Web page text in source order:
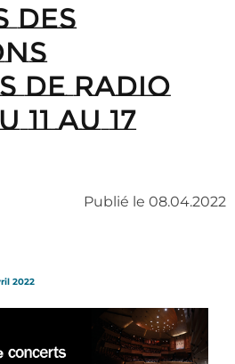
des
de Radio
au 17
Publié le 08.04.2022
2022